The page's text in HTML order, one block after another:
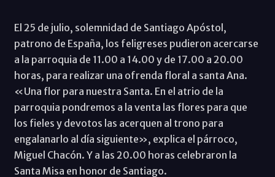
El 25 de julio, solemnidad de Santiago Apóstol,
patrono de España, los feligreses pudieron acercarse
a la parroquia de 11.00 a 14.00 y de 17.00 a 20.00
horas, para realizar una ofrenda floral a santa Ana.
«Una flor para nuestra Santa. En el atrio de la
parroquia pondremos a la venta las flores para que
los fieles y devotos las acerquen al trono para
engalanarlo al día siguiente», explica el párroco,
Miguel Chacón. Y a las 20.00 horas celebraron la
Santa Misa en honor de Santiago.